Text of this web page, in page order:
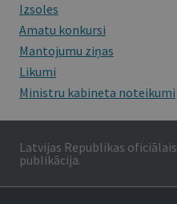
Izsoles
Amatu konkursi
Mantojumu ziņas
Likumi
Ministru kabineta noteikumi
Latvijas Republikas
publikācija.